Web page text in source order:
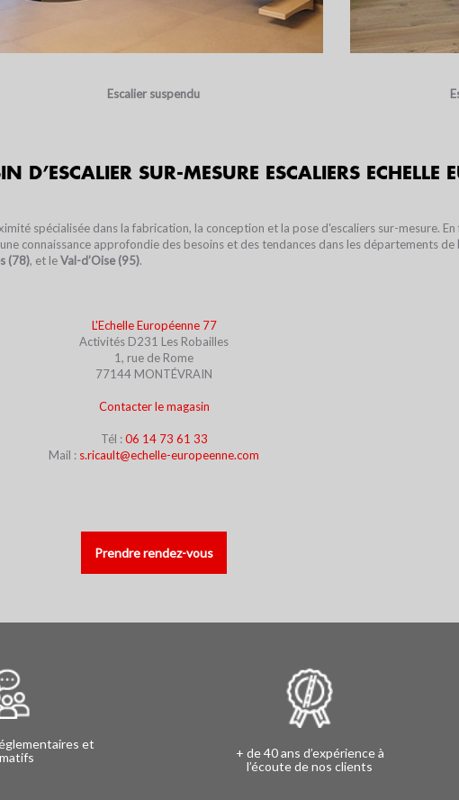
Escalier suspendu
D’ESCALIER SUR-MESURE ESCALIERS ECHELLE
spécialisée dans la fabrication, la conception et la pose d'escaliers sur-mesure. En
connaissance approfondie des besoins et des tendances dans les départements de
(78), et leVal-d’Oise (95).
L'Echelle Européenne 77
Activités D231 Les Robailles
1, rue de Rome
77144 MONTÉVRAIN
Contacter le magasin
Tél :06 14 73 61 33
Mail : s.ricault@echelle-europeenne.com
Prendre rendez-vous
et
+ de 40 ans d’expérience à
l’écoute de nos clients